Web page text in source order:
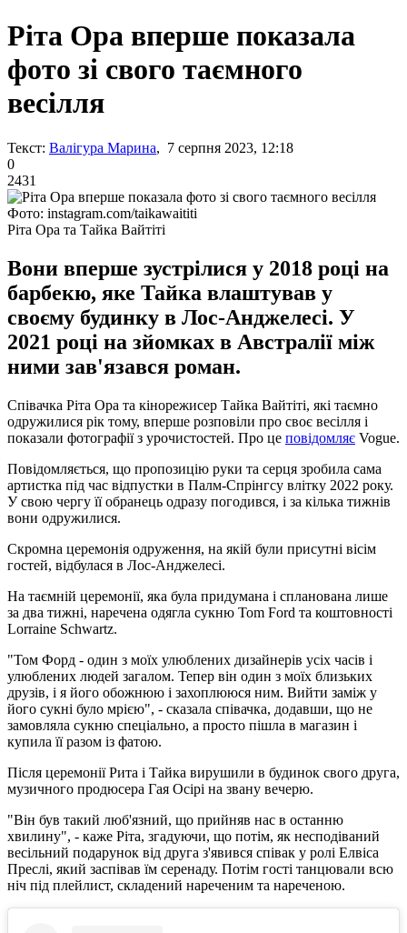
Ріта Ора вперше показала
фото зі свого таємного
весілля
Текст: Валігура Марина, 7 серпня 2023, 12:18
0
2431
Фото: instagram.com/taikawaititi
Ріта Ора та Тайка Вайтіті
Вони вперше зустрілися у 2018 році на
барбекю, яке Тайка влаштував у
своєму будинку в Лос-Анджелесі. У
2021 році на зйомках в Австралії між
ними зав'язався роман.
Співачка Ріта Ора та кінорежисер Тайка Вайтіті, які таємно
одружилися рік тому, вперше розповіли про своє весілля і
показали фотографії з урочистостей. Про це повідомляє Vogue.
Повідомляється, що пропозицію руки та серця зробила сама
артистка під час відпустки в Палм-Спрінгсу влітку 2022 року.
У свою чергу її обранець одразу погодився, і за кілька тижнів
вони одружилися.
Скромна церемонія одруження, на якій були присутні вісім
гостей, відбулася в Лос-Анджелесі.
На таємній церемонії, яка була придумана і спланована лише
за два тижні, наречена одягла сукню Tom Ford та коштовності
Lorraine Schwartz.
"Том Форд - один з моїх улюблених дизайнерів усіх часів і
улюблених людей загалом. Тепер він один з моїх близьких
друзів, і я його обожнюю і захоплююся ним. Вийти заміж у
його сукні було мрією", - сказала співачка, додавши, що не
замовляла сукню спеціально, а просто пішла в магазин і
купила її разом із фатою.
Після церемонії Рита і Тайка вирушили в будинок свого друга,
музичного продюсера Гая Осірі на звану вечерю.
"Він був такий люб'язний, що прийняв нас в останню
хвилину", - каже Ріта, згадуючи, що потім, як несподіваний
весільний подарунок від друга з'явився співак у ролі Елвіса
Преслі, який заспівав їм серенаду. Потім гості танцювали всю
ніч під плейлист, складений нареченим та нареченою.